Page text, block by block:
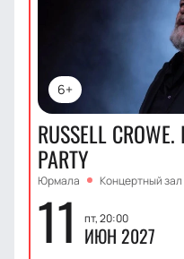
6+
RUSSELL
PARTY
Юрмала Концертный
11 пт, 20:00
ИЮН 2027